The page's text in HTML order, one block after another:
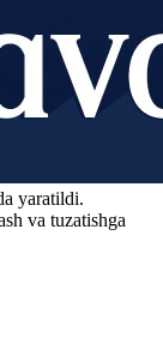
yaratildi.
va tuzatishga